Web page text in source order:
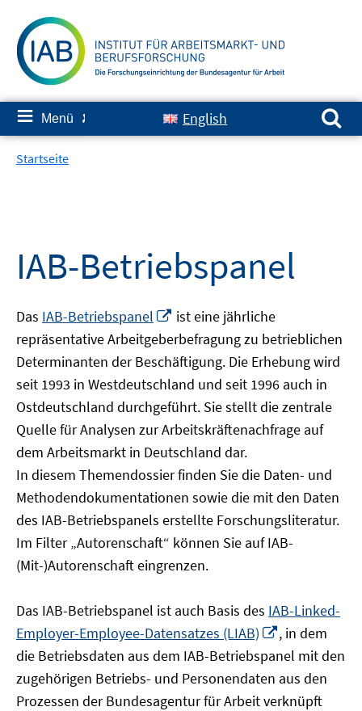
zum
Inhalt
≡ Menü ✘ English
Suchen nach:
Startseite
IAB-Betriebspanel
Das IAB-Betriebspanel
In
neuem
Fenster
öffnen
ist eine jährliche
repräsentative Arbeitgeberbefragung zu betrieblichen
Determinanten der Beschäftigung. Die Erhebung wird
seit 1993 in Westdeutschland und seit 1996 auch in
Ostdeutschland durchgeführt. Sie stellt die zentrale
Quelle für Analysen zur Arbeitskräftenachfrage auf
dem Arbeitsmarkt in Deutschland dar.
In diesem Themendossier finden Sie die Daten- und
Methodendokumentationen sowie die mit den Daten
des IAB-Betriebspanels erstellte Forschungsliteratur.
Im Filter „Autorenschaft“ können Sie auf IAB-
(Mit-)Autorenschaft eingrenzen.
Das IAB-Betriebspanel ist auch Basis des IAB-Linked-
Employer-Employee-Datensatzes (LIAB)
In
neuem
Fenster
öffnen
, in dem
die Betriebsdaten aus dem IAB-Betriebspanel mit den
zugehörigen Betriebs- und Personendaten aus den
Prozessen der Bundesagentur für Arbeit verknüpft